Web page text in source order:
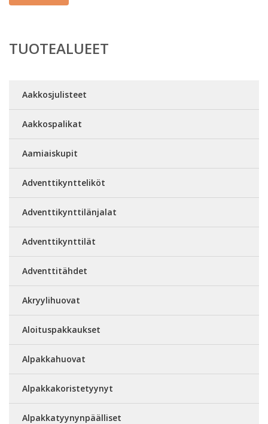
TUOTEALUEET
Aakkosjulisteet
Aakkospalikat
Aamiaiskupit
Adventtikyntteliköt
Adventtikynttilänjalat
Adventtikynttilät
Adventtitähdet
Akryylihuovat
Aloituspakkaukset
Alpakkahuovat
Alpakkakoristetyynyt
Alpakkatyynynpäälliset